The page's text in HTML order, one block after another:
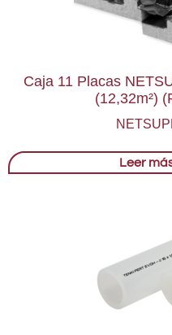
Caja 11 Placas
(12,32m²)
Leer